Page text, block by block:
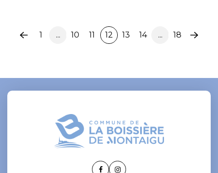
Page1 ... 10 11 12 13 14 ... 18
Page